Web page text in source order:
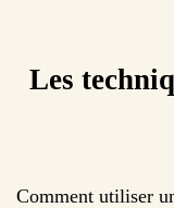
Les
Comment utiliser